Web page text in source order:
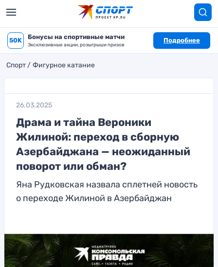
50K Бонусы на спортивные матчи
Эксклюзивные акции, розыгрыши призов
Подробнее
Спорт Фигурное катание
26.03.2025
Драма и тайна Вероники
Жилиной: переход в сборную
Азербайджана — неожиданный
поворот или обман?
Яна Рудковская назвала сплетней новость
о переходе Жилиной в Азербайджан